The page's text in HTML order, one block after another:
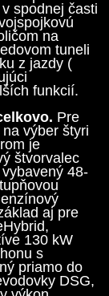
spodnej časti
na
tuneli
z jazdy (
funkcií.
Pre
výber štyri
je
štvorvalec
48-
aj pre
130 kW
s
priamo do
DSG,